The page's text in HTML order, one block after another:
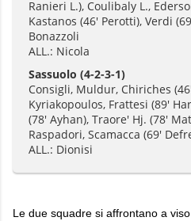
Ranieri L.), Coulibaly L.,
Kastanos (46' Perotti), Verdi
Bonazzoli
ALL.: Nicola
Sassuolo (4-2-3-1)
Consigli, Muldur, Chiriches
Kyriakopoulos, Frattesi (89'
(78' Ayhan), Traore' Hj. (78'
Raspadori, Scamacca (69'
ALL.: Dionisi
Le due squadre si affrontano a